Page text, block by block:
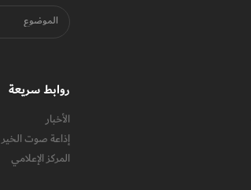
الموضوع
روابط سريعة
الأخبار
إذاعة صوت الخير
المركز الإعلامي